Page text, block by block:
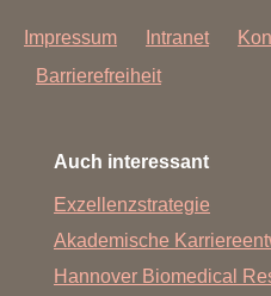
Impressum Intranet
Barrierefreiheit
Auch interessant
Exzellenzstrategie
Akademische
Hannover Biomedical